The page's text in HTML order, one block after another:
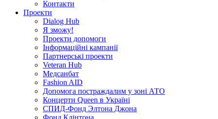
Контакти
Проекти
Dialog Hub
Я зможу!
Проекти допомоги
Інформаційні кампанії
Партнерські проекти
Veteran Hub
Медсанбат
Fashion AID
Допомога постраждалим у зоні АТО
Концерти Queen в Україні
СПИД-Фонд Элтона Джона
Фонд Клінтона